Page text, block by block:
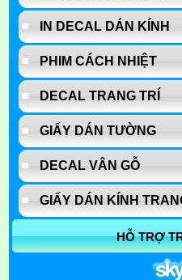
IN DECAL DÁN KÍNH
PHIM CÁCH NHIỆT
DECAL TRANG TRÍ
GIẤY DÁN TƯỜNG
DECAL VÂN GỖ
GIẤY DÁN KÍNH
HỖ TRỢ